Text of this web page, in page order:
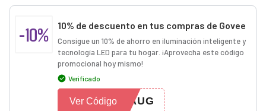
-10% 10% de descuento en tus compras de Govee
Consigue un 10% de ahorro en iluminación inteligente y
tecnología LED para tu hogar. ¡Aprovecha este código
promocional hoy mismo!
Verificado
FAUG
Ver Código